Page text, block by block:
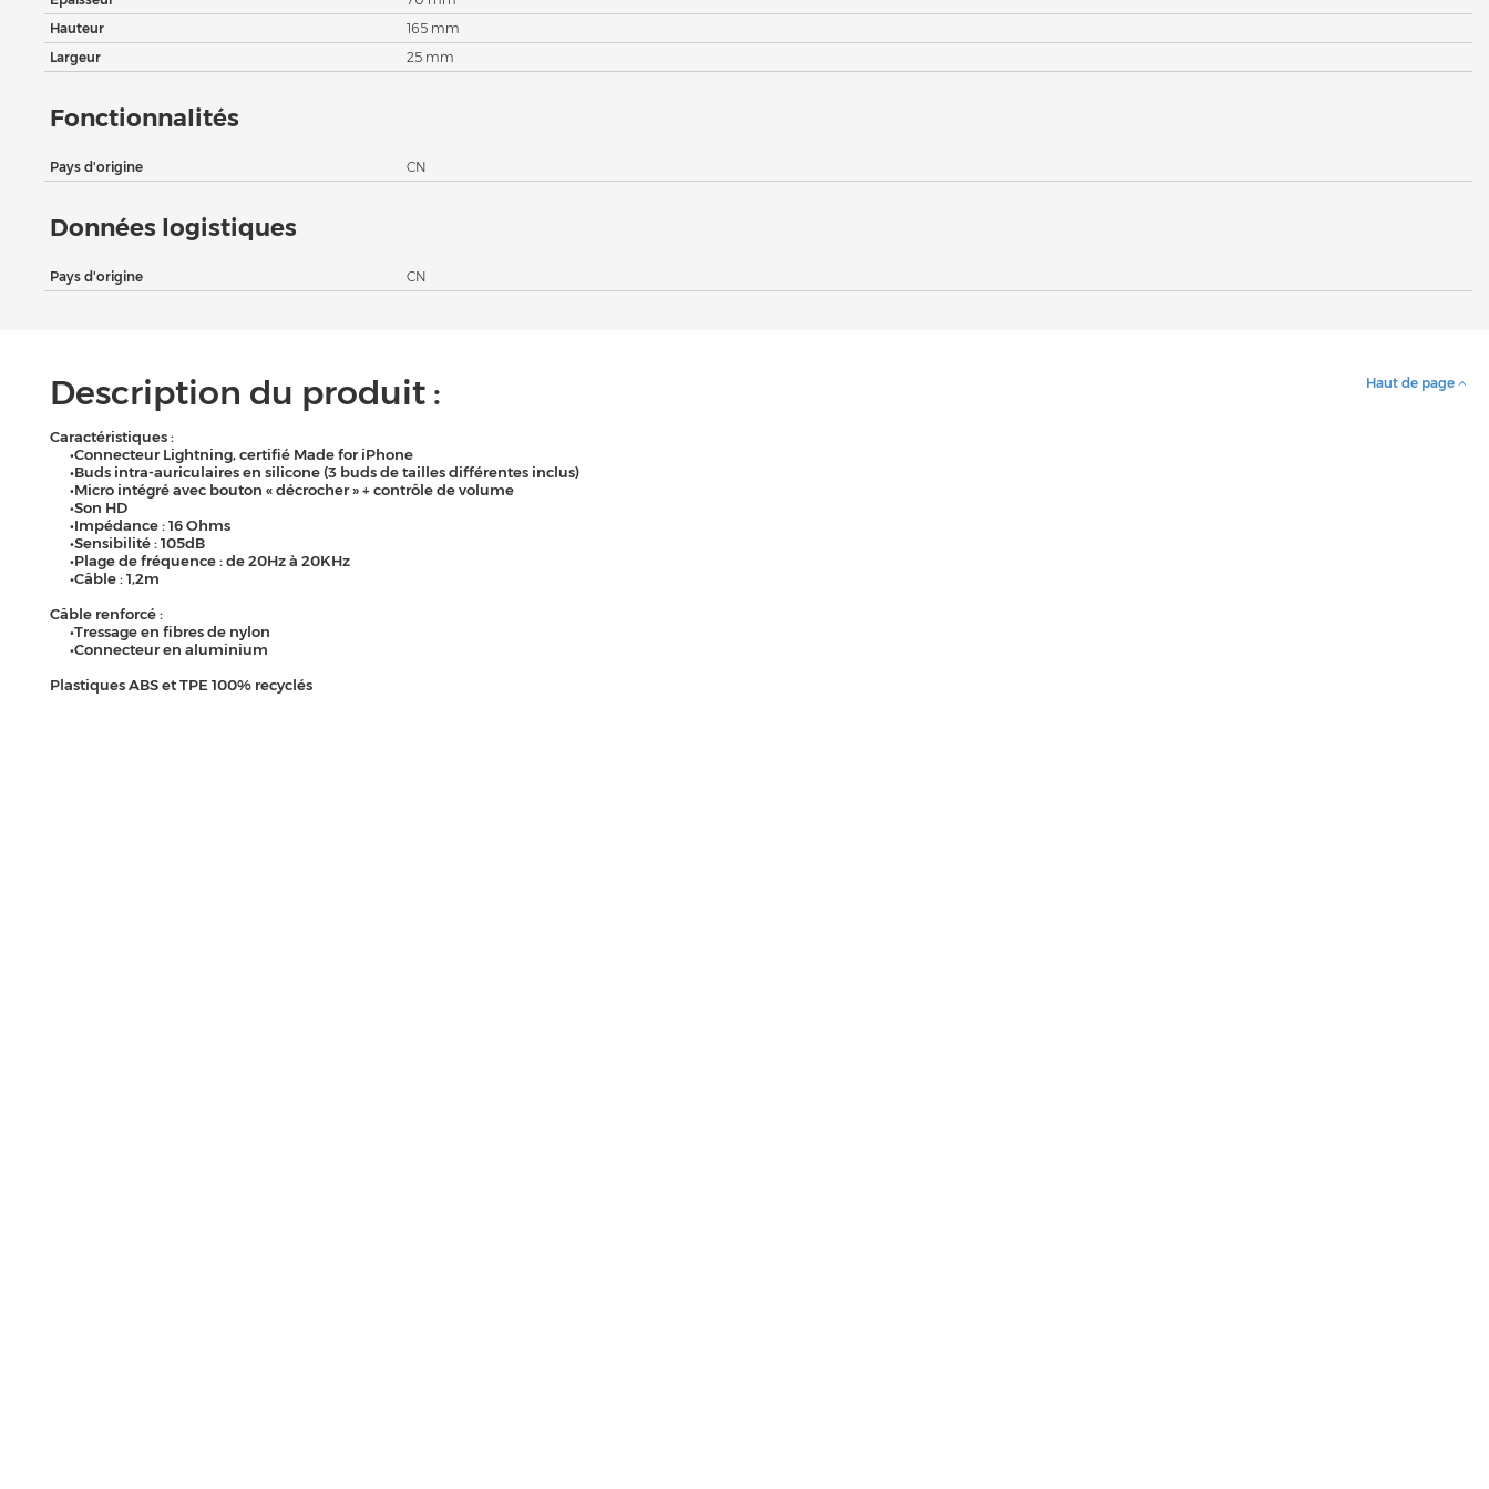
Hauteur
165 mm
Largeur
25 mm
Fonctionnalités
Pays d'origine CN
Données logistiques
Pays d'origine CN
Haut de page
Description du produit :
Caractéristiques :
•Connecteur Lightning, certifié Made for iPhone
•Buds intra-auriculaires en silicone (3 buds de tailles différentes inclus)
•Micro intégré avec bouton « décrocher » + contrôle de volume
•Son HD
•Impédance : 16 Ohms
•Sensibilité : 105dB
•Plage de fréquence : de 20Hz à 20KHz
•Câble : 1,2m
Câble renforcé :
•Tressage en fibres de nylon
•Connecteur en aluminium
Plastiques ABS et TPE 100% recyclés